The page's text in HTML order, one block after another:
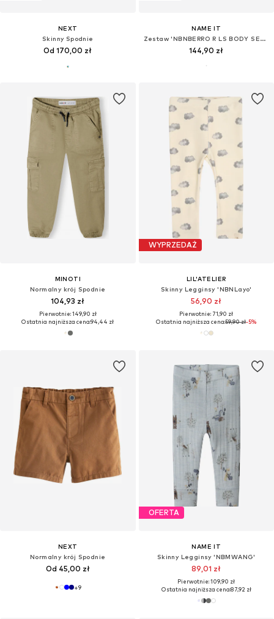
NEXT
Skinny Spodnie
Od 170,00 zł
NAME IT
Zestaw 'NBNBERRO R LS BODY SET WITH HAT'
144,90 zł
MINOTI
Normalny krój Spodnie
104,93 zł
Pierwotnie: 149,90 zł
Ostatnia najniższa cena:94,44 zł
WYPRZEDAŻ
LIL'ATELIER
Skinny Legginsy 'NBNLayo'
56,90 zł
Pierwotnie: 71,90 zł
Ostatnia najniższa cena:59,90 zł-5%
NEXT
Normalny krój Spodnie
Od 45,00 zł
+9
OFERTA
NAME IT
Skinny Legginsy 'NBMWANG'
89,01 zł
Pierwotnie: 109,90 zł
Ostatnia najniższa cena:87,92 zł